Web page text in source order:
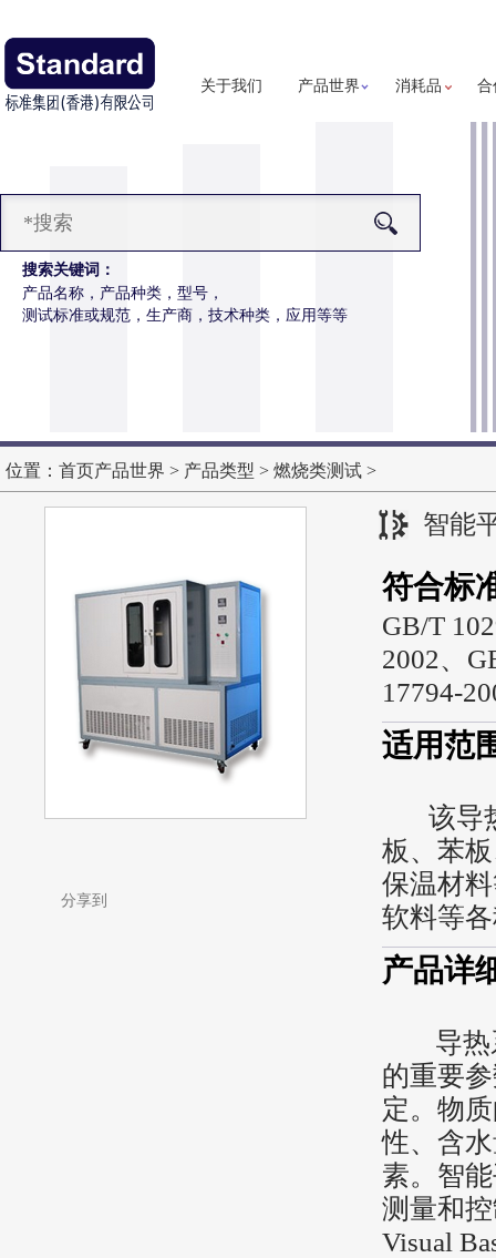
关于我们 产品世界 消耗品 合
搜索关键词：
产品名称，产品种类，型号，
测试标准或规范，生产商，技术种类，应用等等
位置： 首页产品世界 > 产品类型 > 燃烧类测试 >
智能
分享到
符合标
GB/T
2002、
17794-
适用范
该导热
板、苯
保温材
软料等
产品详
导热系
的重要
定。物
性、含
素。智
测量和
Visual